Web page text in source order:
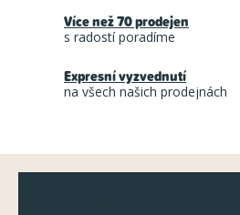
p
r
k
Více než 70 prodejen
s radostí poradíme
Expresní vyzvednutí
na všech našich prodejnách